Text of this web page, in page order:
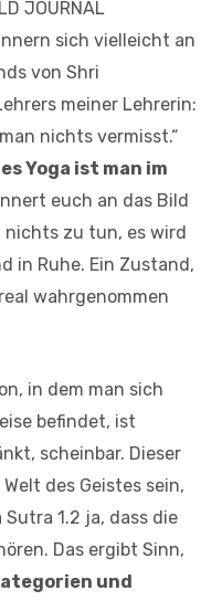
JOURNAL
sich vielleicht an
von Shri
meiner Lehrerin:
nichts vermisst.“
Yoga ist man im
euch an das Bild
nichts zu tun, es wird
in Ruhe. Ein Zustand,
wahrgenommen
in dem man sich
befindet, ist
scheinbar. Dieser
des Geistes sein,
1.2 ja, dass die
Das ergibt Sinn,
und